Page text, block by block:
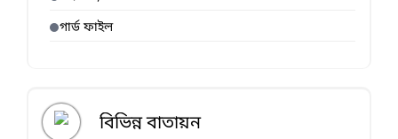
গার্ড ফাইল
বিভিন্ন বাতায়ন